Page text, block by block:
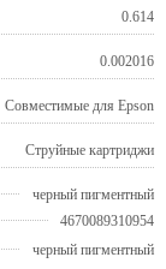
0.614
0.002016
Совместимые для Epson
Струйные картриджи
черный пигментный
4670089310954
черный пигментный